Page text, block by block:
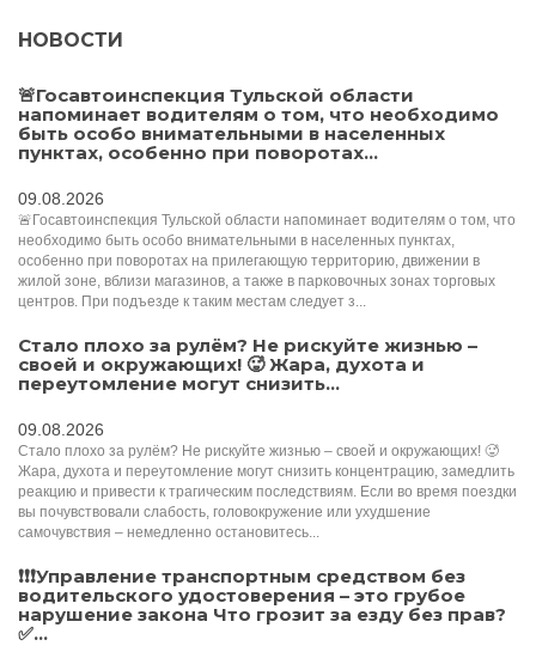
НОВОСТИ
🚨Госавтоинспекция Тульской области
напоминает водителям о том, что необходимо
быть особо внимательными в населенных
пунктах, особенно при поворотах...
09.08.2026
🚨Госавтоинспекция Тульской области напоминает водителям о том, что
необходимо быть особо внимательными в населенных пунктах,
особенно при поворотах на прилегающую территорию, движении в
жилой зоне, вблизи магазинов, а также в парковочных зонах торговых
центров. При подъезде к таким местам следует з...
Стало плохо за рулём? Не рискуйте жизнью –
своей и окружающих! 🥵 Жара, духота и
переутомление могут снизить...
09.08.2026
Стало плохо за рулём? Не рискуйте жизнью – своей и окружающих! 🥵
Жара, духота и переутомление могут снизить концентрацию, замедлить
реакцию и привести к трагическим последствиям. Если во время поездки
вы почувствовали слабость, головокружение или ухудшение
самочувствия – немедленно остановитесь...
❗❗❗Управление транспортным средством без
водительского удостоверения – это грубое
нарушение закона Что грозит за езду без прав?
✅...